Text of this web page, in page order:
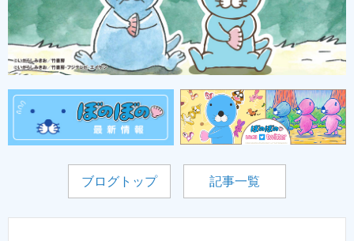
ブログトップ 記事一覧